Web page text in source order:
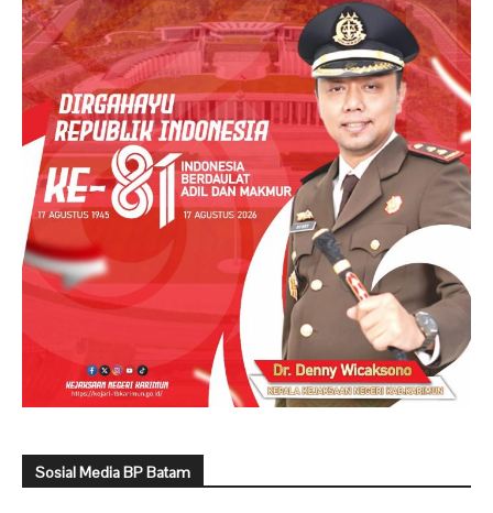
Sosial Media BP Batam